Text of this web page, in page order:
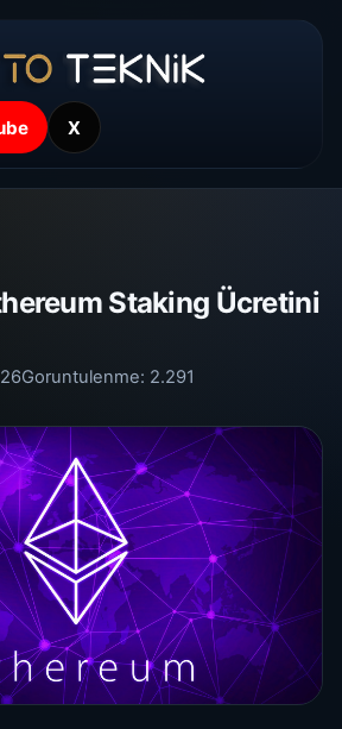
X
Staking Ücretini
Goruntulenme: 2.291